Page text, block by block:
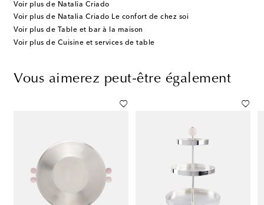
Voir plus de Natalia Criado
Voir plus de Natalia Criado Le confort de chez soi
Voir plus de Table et bar à la maison
Voir plus de Cuisine et services de table
Vous aimerez peut-être également